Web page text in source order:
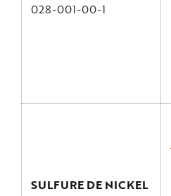
028-001-00-1
SULFURE DE NICKEL